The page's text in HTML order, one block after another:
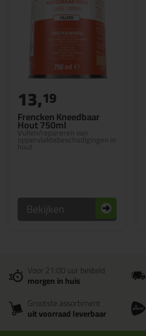
Frencken Kneedbaar
Hout 750ml
Vullen/repareren van
oppervlaktebeschadigingen in
hout
13,19
Bekijken
Voor 21:00 uur besteld
morgen in huis
Grootste assortiment
uit voorraad leverbaar